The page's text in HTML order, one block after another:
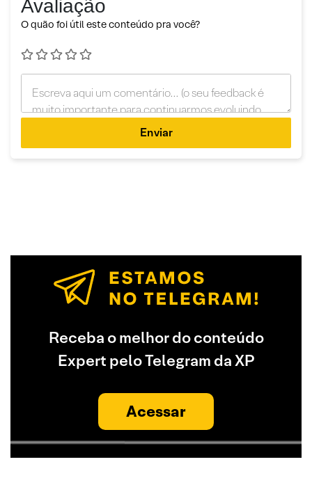
Avaliação
O quão foi útil este conteúdo pra você?
Enviar
Receba o melhor do conteúdo
Expert pelo Telegram da XP
Acessar